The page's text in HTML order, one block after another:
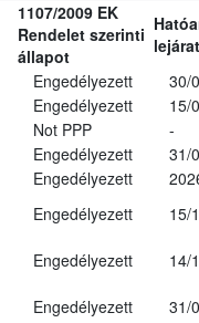
1107/2009 EK
Rendelet szerinti
állapot
Engedélyezett
30/
Engedélyezett
15/
Not PPP
-
Engedélyezett
31/
Engedélyezett
Engedélyezett
15/
Engedélyezett
14/
Engedélyezett
31/